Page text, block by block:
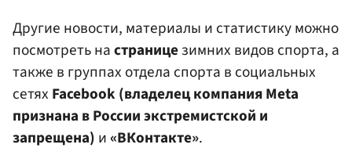
Другие новости, материалы и статистику можно
посмотреть настраницезимних видов спорта, а
также в группах отдела спорта в социальных
сетях Facebook (владелец компания Meta
признана в России экстремистской и
запрещена) и «ВКонтакте».